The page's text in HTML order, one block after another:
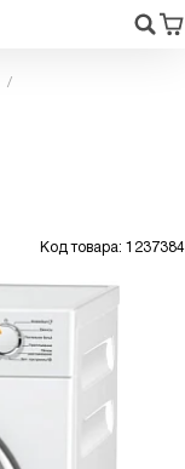
Код товара: 1237384